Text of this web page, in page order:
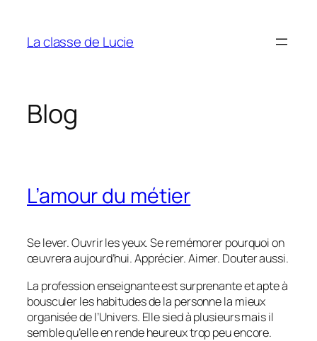
contenu
La classe de Lucie
Blog
L’amour du métier
Se lever. Ouvrir les yeux. Se remémorer pourquoi on
œuvrera aujourd’hui. Apprécier. Aimer. Douter aussi.
La profession enseignante est surprenante et apte à
bousculer les habitudes de la personne la mieux
organisée de l’Univers. Elle sied à plusieurs mais il
semble qu’elle en rende heureux trop peu encore.